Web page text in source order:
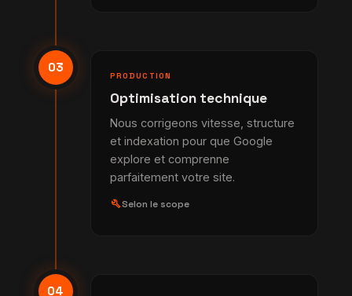
03
PRODUCTION
Optimisation technique
Nous corrigeons vitesse, structure
et indexation pour que Google
explore et comprenne
parfaitement votre site.
buildSelon le scope
04